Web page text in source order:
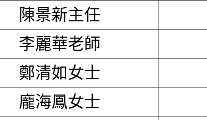
陳景新主任
李麗華老師
鄭清如女士
龐海鳳女士